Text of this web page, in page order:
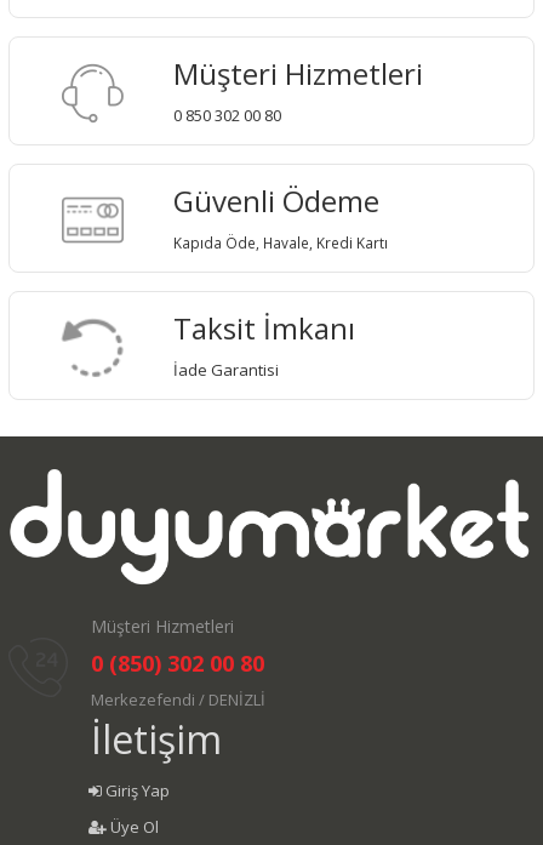
Müşteri Hizmetleri
0 850 302 00 80
Güvenli Ödeme
Kapıda Öde, Havale, Kredi Kartı
Taksit İmkanı
İade Garantisi
Müşteri Hizmetleri
0 (850) 302 00 80
Merkezefendi / DENİZLİ
İletişim
Giriş Yap
Üye Ol